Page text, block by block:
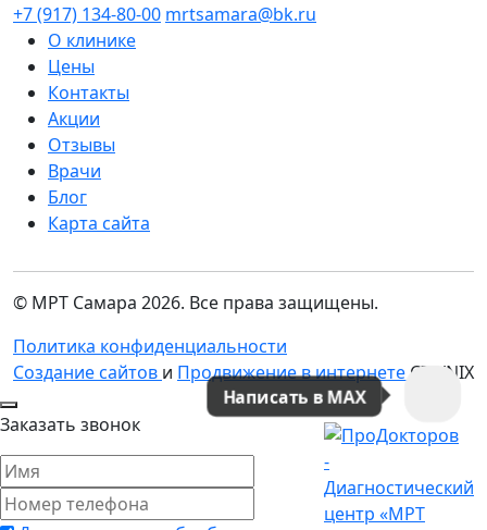
+7 (917) 134-80-00 mrtsamara@bk.ru
О клинике
Цены
Контакты
Акции
Отзывы
Врачи
Блог
Карта сайта
© МРТ Самара 2026. Все права защищены.
Политика конфиденциальности
Создание сайтов и Продвижение в интернете CITYNIX
Написать в MAX
Заказать звонок